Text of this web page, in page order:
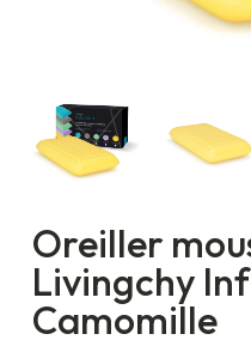
Oreiller
Livingchy
Camomille